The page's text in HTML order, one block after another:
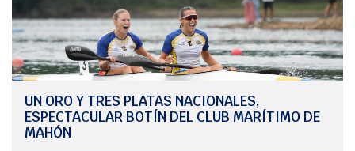
UN ORO Y TRES PLATAS NACIONALES,
ESPECTACULAR BOTÍN DEL CLUB MARÍTIMO DE
MAHÓN